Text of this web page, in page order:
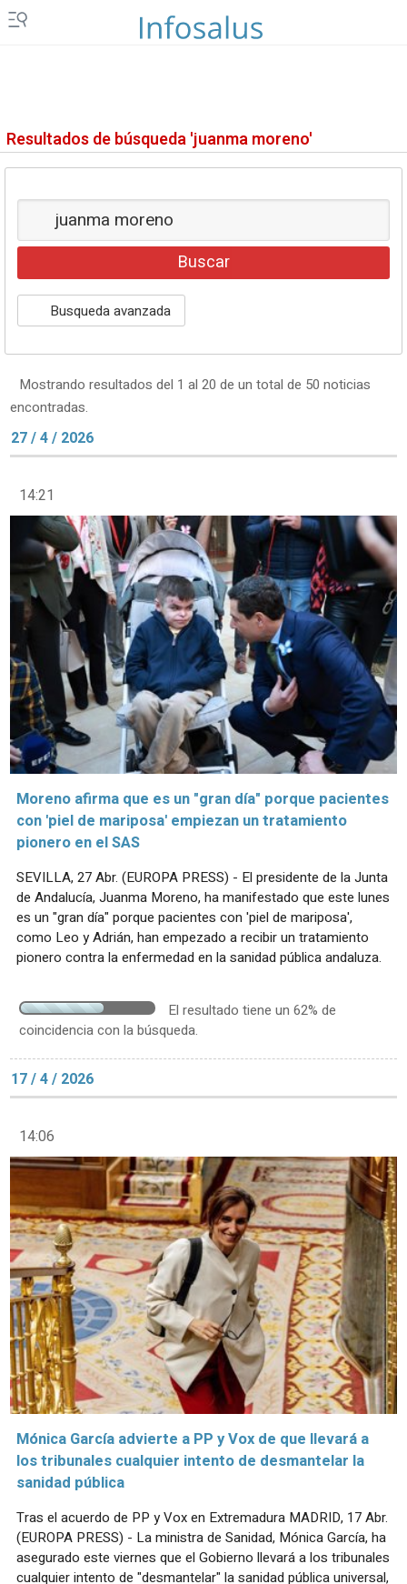
Resultados de búsqueda 'juanma moreno'
Busqueda avanzada
Mostrando resultados del 1 al 20 de un total de 50 noticias
encontradas.
27 / 4 / 2026
14:21
Moreno afirma que es un "gran día" porque pacientes
con 'piel de mariposa' empiezan un tratamiento
pionero en el SAS
SEVILLA, 27 Abr. (EUROPA PRESS) - El presidente de la Junta
de Andalucía, Juanma Moreno, ha manifestado que este lunes
es un "gran día" porque pacientes con 'piel de mariposa',
como Leo y Adrián, han empezado a recibir un tratamiento
pionero contra la enfermedad en la sanidad pública andaluza.
El resultado tiene un 62% de
coincidencia con la búsqueda.
17 / 4 / 2026
14:06
Mónica García advierte a PP y Vox de que llevará a
los tribunales cualquier intento de desmantelar la
sanidad pública
Tras el acuerdo de PP y Vox en Extremadura MADRID, 17 Abr.
(EUROPA PRESS) - La ministra de Sanidad, Mónica García, ha
asegurado este viernes que el Gobierno llevará a los tribunales
cualquier intento de "desmantelar" la sanidad pública universal,